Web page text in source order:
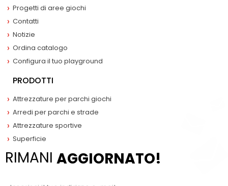
Progetti di aree giochi
Contatti
Notizie
Ordina catalogo
Configura il tuo playground
PRODOTTI
Attrezzature per parchi giochi
Arredi per parchi e strade
Attrezzature sportive
Superficie
RIMANI AGGIORNATO!